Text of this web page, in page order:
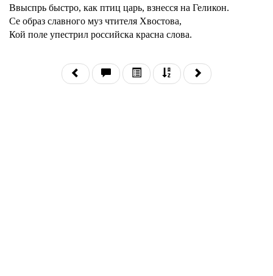
Ввыспрь быстро, как птиц царь, взнесся на Геликон.
Се образ славного муз чтителя Хвостова,
Кой поле упестрил российска красна слова.